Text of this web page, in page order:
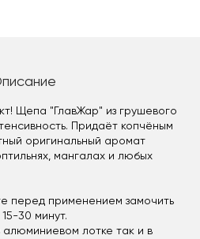
Щепа "ГлавЖар" из грушевого
Придаёт копчёным
оригинальный аромат
мангалах и любых
перед применением замочить
30 минут.
алюминиевом лотке так и в